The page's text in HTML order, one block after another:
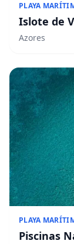
PLAYA
Islote de
Azores
PLAYA
Piscinas